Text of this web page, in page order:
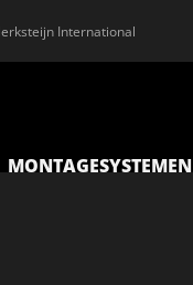
International
MONTAGESYSTEMEN